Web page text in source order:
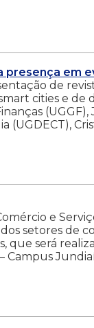
presença em
de
cities e
(UGDECT),
e
setores de
que será
Campus